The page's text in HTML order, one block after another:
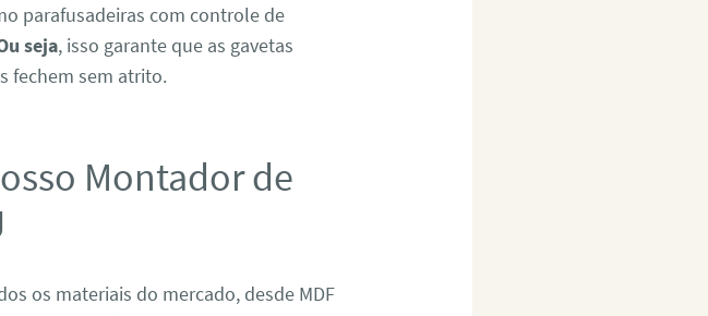
parafusadeiras com controle de
seja, isso garante que as gavetas
fechem sem atrito.
Montador de
os materiais do mercado, desde MDF